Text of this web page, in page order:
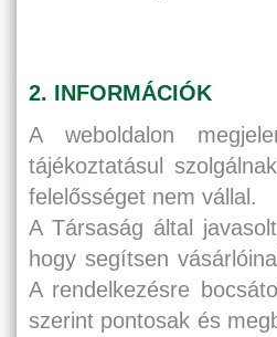
2. INFORMÁCIÓK
A weboldalon
tájékoztatásul
felelősséget nem vállal.
A Társaság által
hogy segítsen
A rendelkezésre
szerint pontosak és